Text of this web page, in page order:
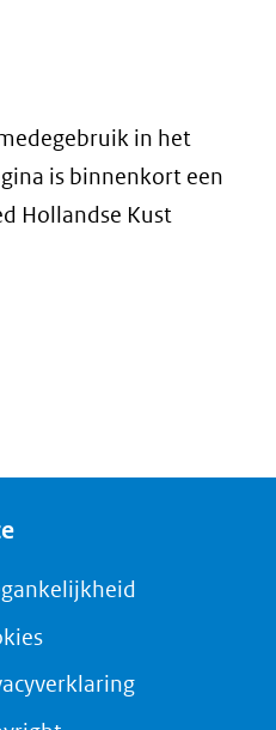
in het
is binnenkort een
Hollandse Kust